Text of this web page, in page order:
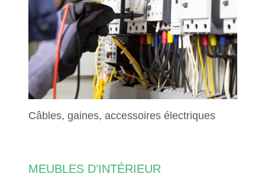
Câbles, gaines, accessoires électriques
MEUBLES D’INTÉRIEUR